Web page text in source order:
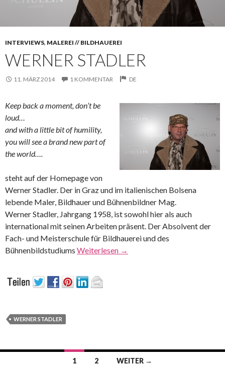
INTERVIEWS, MALEREI // BILDHAUEREI
WERNER STADLER
11. MÄRZ 2014 1 KOMMENTAR DE
Keep back a moment, don’t be
loud…
and with a little bit of humility,
you will see a brand new part of
the world….
steht auf der Homepage von
Werner Stadler. Der in Graz und im italienischen Bolsena
lebende Maler, Bildhauer und Bühnenbildner Mag.
Werner Stadler, Jahrgang 1958, ist sowohl hier als auch
international mit seinen Arbeiten präsent. Der Absolvent der
Fach- und Meisterschule für Bildhauerei und des
Bühnenbildstudiums Weiterlesen →
WERNER STADLER
1 2 WEITER →